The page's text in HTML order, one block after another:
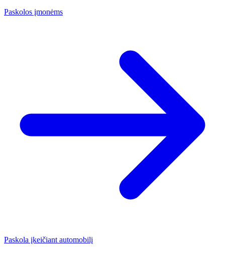
Paskolos įmonėms
Paskola įkeičiant automobilį